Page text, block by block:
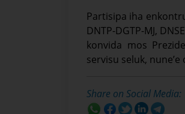
Partisipa iha
DNTP-DGTP-MJ,
konvida mos
servisu seluk,
Share on Social Media: